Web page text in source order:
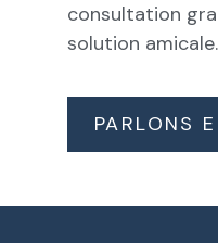
consultation
solution amicale.
PARLONS